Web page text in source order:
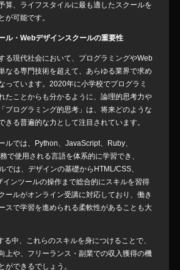
算、ライフスタイルに最も適したスクールを
が可能です。
ル・Webデザインスクールの重要性
る現代社会において、プログラミングやWeb
なる専門技術を超えて、あらゆる業界で求め
っています。2020年に小学校でプログラミ
たことからも分かるように、論理的思考力や
プログラミング的思考」は、将来どのような
きる普遍的な力として注目されています。
ルでは、Python、JavaScript、Ruby、
で使用される言語を体系的に学習でき、
では、デザインの基礎からHTML/CSS、
インツールの操作まで総合的にスキルを習得
ールがオンライン受講に対応しており、働き
スで学習を進められる柔軟性があることも大
る中、これらのスキルを身につけることで、
上や、フリーランス・副業での収入獲得の機
ができるでしょう。